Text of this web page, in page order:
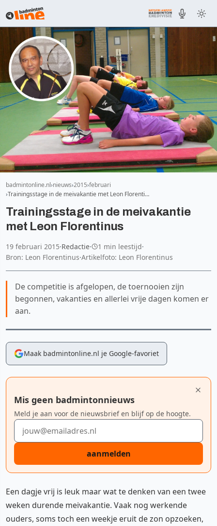
badmintonline.nl nieuws 2015 februari
Trainingsstage in de meivakantie met Leon Florenti…
Trainingsstage in de meivakantie
met Leon Florentinus
19 februari 2015·Redactie· 1 min leestijd·
Bron: Leon Florentinus·Artikelfoto: Leon Florentinus
De competitie is afgelopen, de toernooien zijn
begonnen, vakanties en allerlei vrije dagen komen er
aan.
Maak badmintonline.nl je Google-favoriet
Mis geen badmintonnieuws
Meld je aan voor de nieuwsbrief en blijf op de hoogte.
E-mailadres
aanmelden
Een dagje vrij is leuk maar wat te denken van een twee
weken durende meivakantie. Vaak nog werkende
ouders, soms toch een weekje eruit de zon opzoeken,